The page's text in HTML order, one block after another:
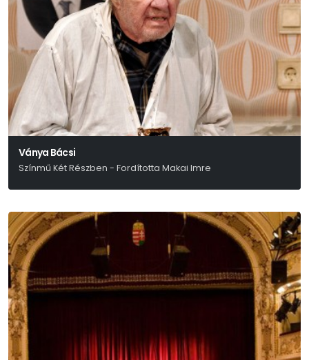
Ványa Bácsi
Színmű Két Részben - Fordította Makai Imre